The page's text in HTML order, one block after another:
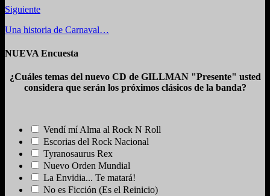
Siguiente
Una historia de Carnaval…
NUEVA Encuesta
¿Cuáles temas del nuevo CD de GILLMAN "Presente" usted
considera que serán los próximos clásicos de la banda?
Vendí mí Alma al Rock N Roll
Escorias del Rock Nacional
Tyranosaurus Rex
Nuevo Orden Mundial
La Envidia... Te matará!
No es Ficción (Es el Reinicio)